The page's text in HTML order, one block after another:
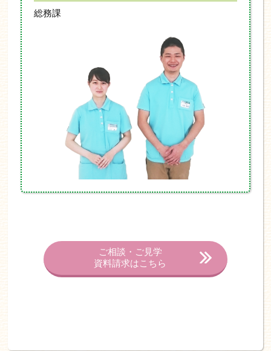
総務課
ご相談・ご見学
資料請求はこちら